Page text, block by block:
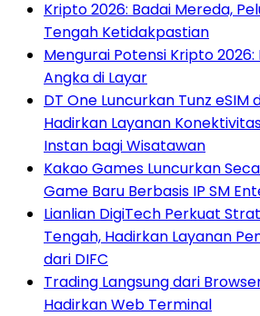
Kripto 2026: Badai Mereda,
Tengah Ketidakpastian
Mengurai Potensi Kripto 2026:
Angka di Layar
DT One Luncurkan Tunz eSIM
Hadirkan Layanan
Instan bagi Wisatawan
Kakao Games Luncurkan
Game Baru Berbasis IP SM
Lianlian DigiTech Perkuat
Tengah, Hadirkan Layanan
dari DIFC
Trading Langsung dari
Hadirkan Web Terminal